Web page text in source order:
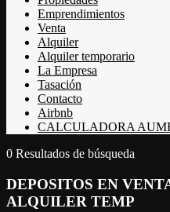
Emprendimientos
Venta
Alquiler
Alquiler temporario
La Empresa
Tasación
Contacto
Airbnb
CALCULADORA
0 Resultados de búsqueda
DEPOSITOS EN
ALQUILER TEMP